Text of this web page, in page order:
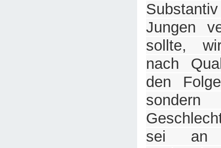
Jungen
sollte,
nach
den
sei an